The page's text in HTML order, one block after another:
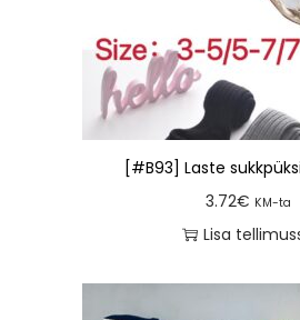
[#B93] Laste
3.72€ KM-ta
Lisa